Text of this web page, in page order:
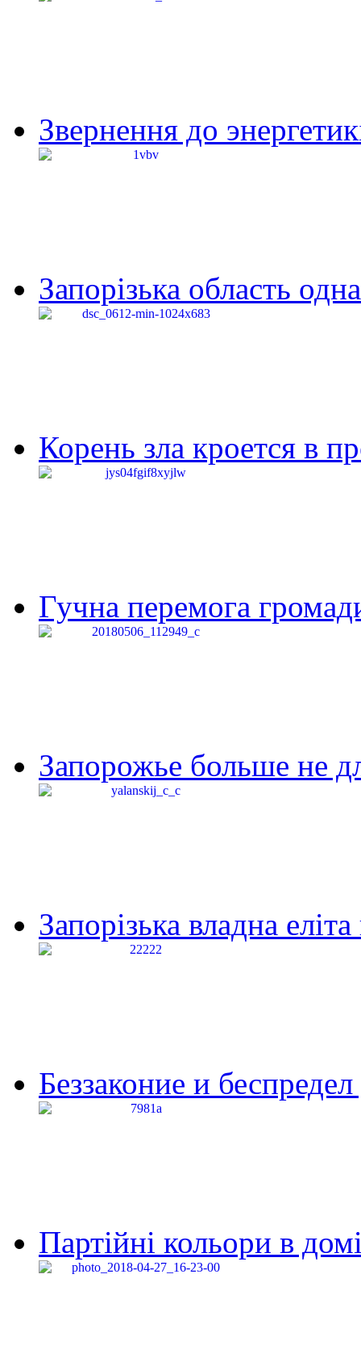
Звернення до
Запорізька область
Корень зла кроется в
Гучна перемога
Запорожье больше не
Запорізька владна
Беззаконие и
Партійні кольори в